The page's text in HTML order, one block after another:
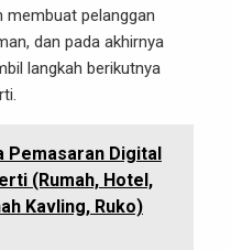
membuat pelanggan
dan pada akhirnya
langkah berikutnya
Pemasaran Digital
(Rumah, Hotel,
Kavling, Ruko)